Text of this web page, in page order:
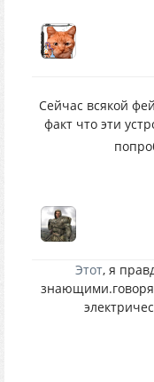
Сейчас всякой
факт что эти
Этот, я